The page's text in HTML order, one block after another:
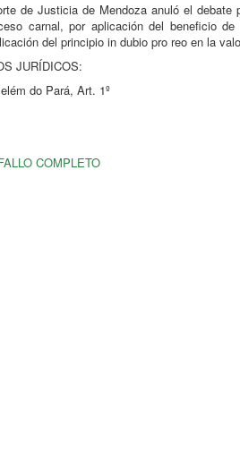
de Justicia de Mendoza anuló el
carnal, por aplicación del beneficio
del principio in dubio pro reo en la
JURÍDICOS:
do Pará, Art. 1º
COMPLETO